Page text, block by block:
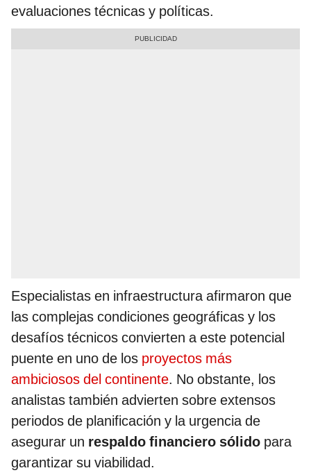
evaluaciones técnicas y políticas.
Especialistas en infraestructura afirmaron que
las complejas condiciones geográficas y los
desafíos técnicos convierten a este potencial
puente en uno de los proyectos más
ambiciosos del continente. No obstante, los
analistas también advierten sobre extensos
periodos de planificación y la urgencia de
asegurar un respaldo financiero sólido para
garantizar su viabilidad.